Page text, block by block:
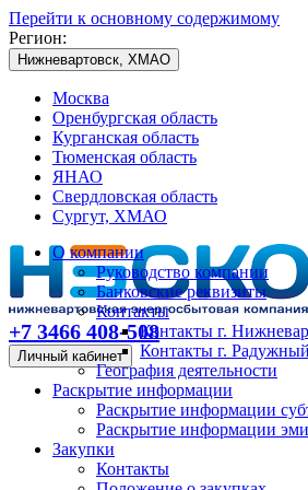
Перейти к основному содержимому
Регион:
Нижневартовск, ХМАО
Москва
Оренбургская область
Курганская область
Тюменская область
ЯНАО
Свердловская область
Сургут, ХМАО
+7 3466 408-508
Личный кабинет
О компании
Руководство компании
Банковские реквизиты
Контакты
Контакты г.
Контакты г. Радужный
География деятельности
Раскрытие информации
Раскрытие информации
Раскрытие информации
Закупки
Контакты